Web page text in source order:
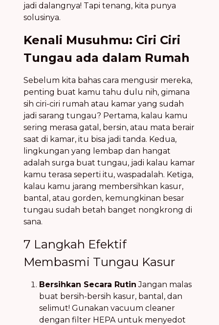
jadi dalangnya! Tapi tenang, kita punya
solusinya.
Kenali Musuhmu: Ciri Ciri
Tungau ada dalam Rumah
Sebelum kita bahas cara mengusir mereka,
penting buat kamu tahu dulu nih, gimana
sih ciri-ciri rumah atau kamar yang sudah
jadi sarang tungau? Pertama, kalau kamu
sering merasa gatal, bersin, atau mata berair
saat di kamar, itu bisa jadi tanda. Kedua,
lingkungan yang lembap dan hangat
adalah surga buat tungau, jadi kalau kamar
kamu terasa seperti itu, waspadalah. Ketiga,
kalau kamu jarang membersihkan kasur,
bantal, atau gorden, kemungkinan besar
tungau sudah betah banget nongkrong di
sana.
7 Langkah Efektif
Membasmi Tungau Kasur
Bersihkan Secara Rutin Jangan malas
buat bersih-bersih kasur, bantal, dan
selimut! Gunakan vacuum cleaner
dengan filter HEPA untuk menyedot